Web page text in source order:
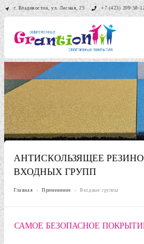
г. Владивосток, ул. Лесная, 25 +7 (423) 209-58-
АНТИСКОЛЬЗЯЩЕЕ
ВХОДНЫХ ГРУПП
Главная Применение Входные группы
САМОЕ БЕЗОПАСНОЕ